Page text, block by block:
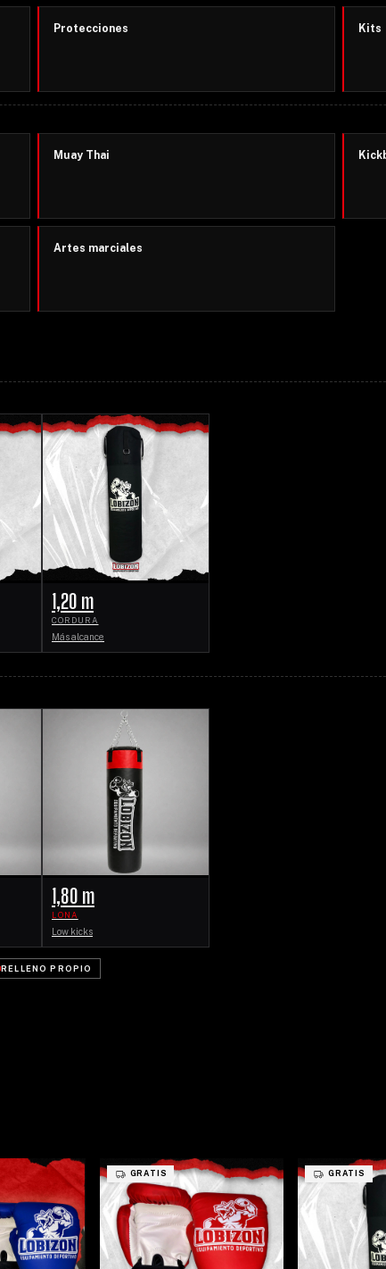
Protecciones Kits
Muay Thai
Artes marciales
1,20 m
CORDURA
Más alcance
1,80 m
LONA
Low kicks
RELLENO PROPIO
GRATIS GRATIS